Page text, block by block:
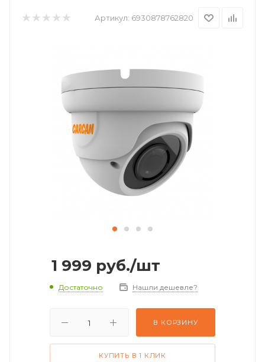
Артикул: 6930878762820
1 999 руб./шт
Достаточно Нашли дешевле?
В КОРЗИНУ
КУПИТЬ В 1 КЛИК